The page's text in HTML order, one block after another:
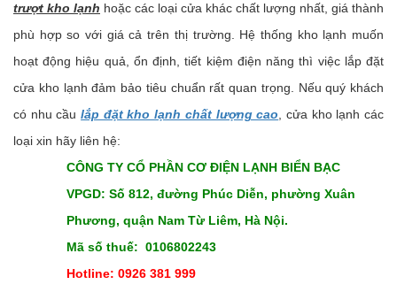
trượt kho lạnh hoặc các loại cửa khác chất lượng nhất, giá thành
phù hợp so với giá cả trên thị trường. Hệ thống kho lạnh muốn
hoạt động hiệu quả, ổn định, tiết kiệm điện năng thì việc lắp đặt
cửa kho lạnh đảm bảo tiêu chuẩn rất quan trọng. Nếu quý khách
có nhu cầulắp đặt kho lạnh chất lượng cao , cửa kho lạnh các
loại xin hãy liên hệ:
CÔNG TY CỔ PHẦN CƠ ĐIỆN LẠNH BIỂN BẠC
VPGD: Số 812, đường Phúc Diễn, phường Xuân
Phương, quận Nam Từ Liêm, Hà Nội.
Mã số thuế: 0106802243
Hotline: 0926 381 999